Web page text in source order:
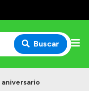
Buscar
aniversario